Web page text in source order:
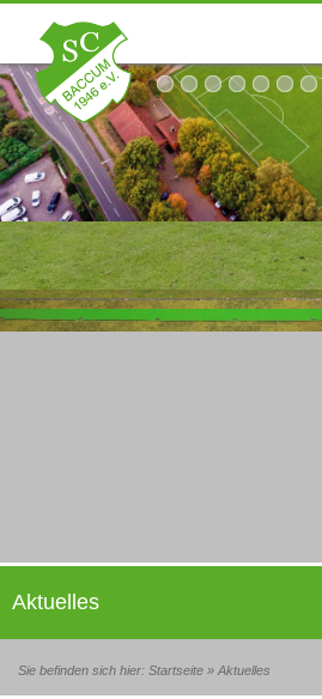
Aktuelles
Sie befinden sich hier: Startseite » Aktuelles